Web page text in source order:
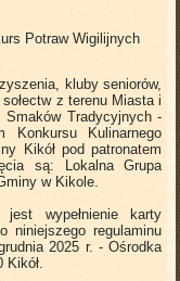
Potraw Wigilijnych
kluby seniorów,
z terenu Miasta i
Tradycyjnych -
Konkursu Kulinarnego
Kikół pod patronatem
są: Lokalna Grupa
w Kikole.
wypełnienie karty
niniejszego regulaminu
2025 r. - Ośrodka